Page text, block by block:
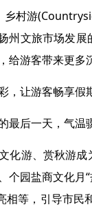
乡村游
州文旅市场发
给游客带来更多
，让游客畅享假
最后一天，气温
化游、赏秋游
个园盐商文化月
相等，引导市民